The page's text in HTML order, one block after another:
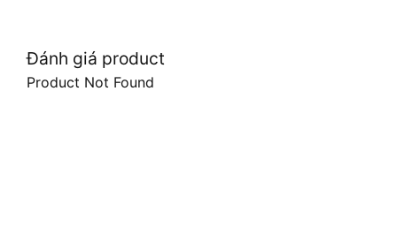
Đánh giá product
Product Not Found